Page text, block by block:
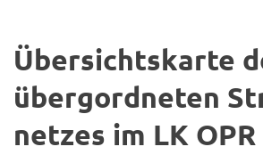
Über­sichts­kar­te
überg­ord­ne­ten
net­zes im LK OPR